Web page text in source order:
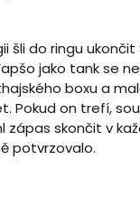
šli do ringu
jako tank se
boxu a
Pokud on trefí,
zápas skončit v
potvrzovalo.